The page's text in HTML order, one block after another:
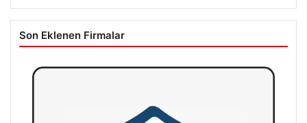
Son Eklenen Firmalar